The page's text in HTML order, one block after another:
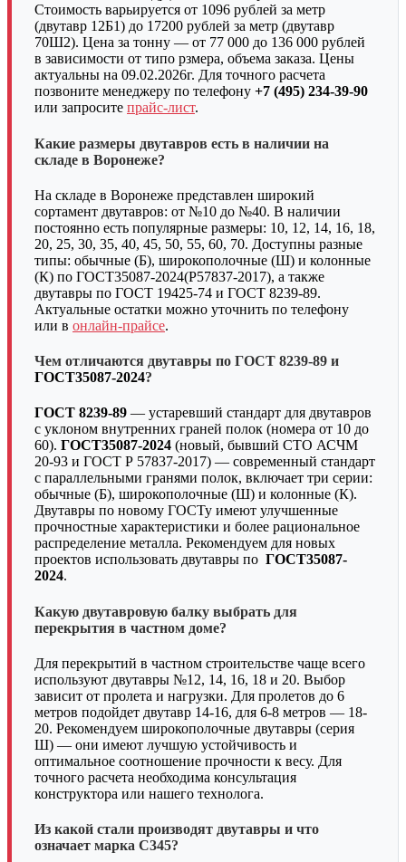
Стоимость варьируется от 1096 рублей за метр
(двутавр 12Б1) до 17200 рублей за метр (двутавр
70Ш2). Цена за тонну — от 77 000 до 136 000 рублей
в зависимости от типо рзмера, объема заказа. Цены
актуальны на 09.02.2026г. Для точного расчета
позвоните менеджеру по телефону +7 (495) 234-39-90
или запросите прайс-лист.
Какие размеры двутавров есть в наличии на
складе в Воронеже?
На складе в Воронеже представлен широкий
сортамент двутавров: от №10 до №40. В наличии
постоянно есть популярные размеры: 10, 12, 14, 16, 18,
20, 25, 30, 35, 40, 45, 50, 55, 60, 70. Доступны разные
типы: обычные (Б), широкополочные (Ш) и колонные
(К) по ГОСТ35087-2024(Р57837-2017), а также
двутавры по ГОСТ 19425-74 и ГОСТ 8239-89.
Актуальные остатки можно уточнить по телефону
или в онлайн-прайсе.
Чем отличаются двутавры по ГОСТ 8239-89 и
ГОСТ35087-2024?
ГОСТ 8239-89 — устаревший стандарт для двутавров
с уклоном внутренних граней полок (номера от 10 до
60). ГОСТ35087-2024 (новый, бывший СТО АСЧМ
20-93 и ГОСТ Р 57837-2017) — современный стандарт
с параллельными гранями полок, включает три серии:
обычные (Б), широкополочные (Ш) и колонные (К).
Двутавры по новому ГОСТу имеют улучшенные
прочностные характеристики и более рациональное
распределение металла. Рекомендуем для новых
проектов использовать двутавры по ГОСТ35087-
2024.
Какую двутавровую балку выбрать для
перекрытия в частном доме?
Для перекрытий в частном строительстве чаще всего
используют двутавры №12, 14, 16, 18 и 20. Выбор
зависит от пролета и нагрузки. Для пролетов до 6
метров подойдет двутавр 14-16, для 6-8 метров — 18-
20. Рекомендуем широкополочные двутавры (серия
Ш) — они имеют лучшую устойчивость и
оптимальное соотношение прочности к весу. Для
точного расчета необходима консультация
конструктора или нашего технолога.
Из какой стали производят двутавры и что
означает марка С345?